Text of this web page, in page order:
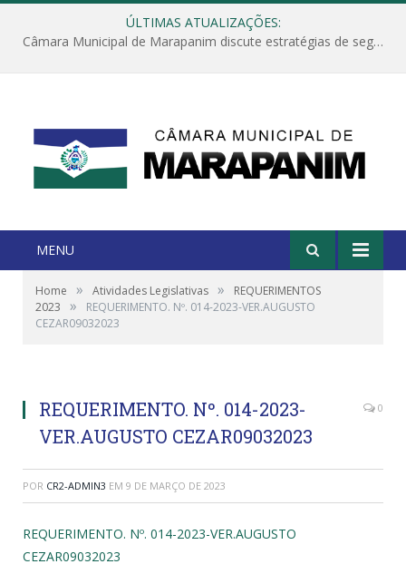
ÚLTIMAS ATUALIZAÇÕES:
Câmara Municipal de Marapanim discute estratégias de segurança com autoridades e poder executivo
MENU
Home » Atividades Legislativas »
REQUERIMENTOS
2023
»
REQUERIMENTO. Nº. 014-2023-VER.AUGUSTO
CEZAR09032023
REQUERIMENTO. Nº. 014-2023-
VER.AUGUSTO CEZAR09032023
0
POR CR2-ADMIN3 EM 9 DE MARÇO DE 2023
REQUERIMENTO. Nº. 014-2023-VER.AUGUSTO
CEZAR09032023